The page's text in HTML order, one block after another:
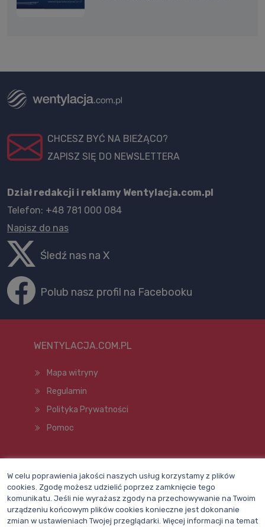
CHCESZ BYĆ NA BIEŻĄCO?
ZAPISZ SIĘ DO NEWSLETTERA
Dział redakcji i reklamy Wentylacja.com.pl
Telefon: +48 781 000 084
Napisz do nas
Śledź nas na X
Polub nasz profil na Facebooku
WENTYLACJA.COM.PL
Mapa witryny
Regulamin
Polityka Prywatności
Pomoc
W celu poprawienia jakości naszych usług korzystamy z plików
cookies. Zgodę możesz udzielić poprzez zamknięcie tego
komunikatu. Jeśli nie wyrażasz zgody na przechowywanie na Twoim
urządzeniu końcowym plików cookies konieczne jest dokonanie
zmian w ustawieniach Twojej przeglądarki. Więcej informacji na temat